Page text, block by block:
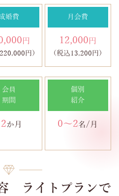
婚費
円
円）
月会費
12,000 円
（税込13,200円）
会員
期間
か月
個別
紹介
0～2名/月
ライトプランで